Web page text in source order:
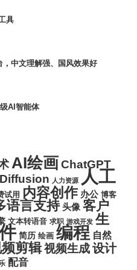
具
中文理解强、国风效果好
AI智能体
AI绘画ChatGPT
人力资源 人工
试用 内容创作 办公 博客
语言支持 头像 客户
文本转语音 求职 游戏开发 生
简历 绘画 编程 自然
剪辑视频生成设计
配音